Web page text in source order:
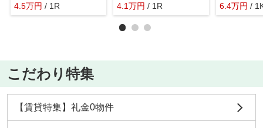
4.5万円 / 1R
4.1万円 / 1R 6.4万円 /
こだわり特集
【賃貸特集】礼金0物件